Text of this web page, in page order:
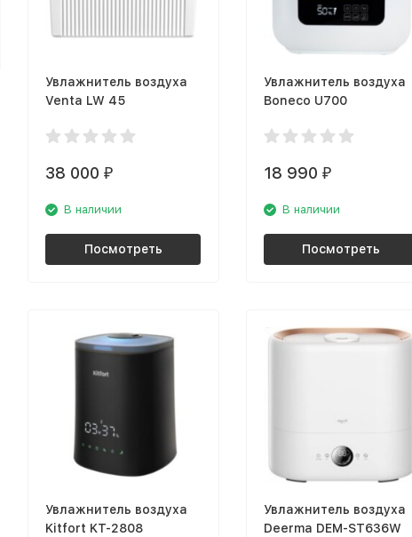
Увлажнитель воздуха
Venta LW 45
38 000 ₽
В наличии
Посмотреть
Увлажнитель воздуха
Boneco U700
18 990 ₽
В наличии
Посмотреть
Увлажнитель воздуха
Kitfort KT-2808
Увлажнитель воздуха
Deerma DEM-ST636W